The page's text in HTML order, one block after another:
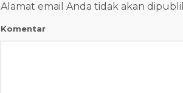
Alamat email Anda tidak akan
Komentar